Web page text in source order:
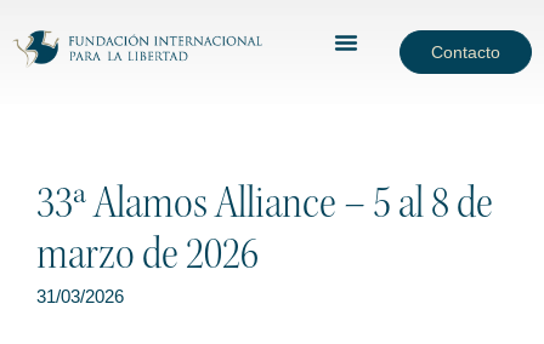
Contacto
33ª Alamos Alliance – 5 al 8 de
marzo de 2026
31/03/2026